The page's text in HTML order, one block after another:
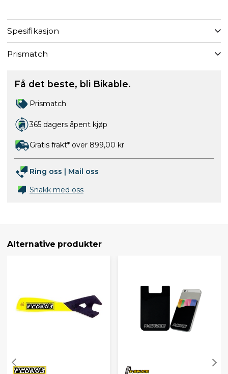
Spesifikasjon
Prismatch
Få det beste, bli Bikable.
Prismatch
365 dagers åpent kjøp
Gratis frakt* over 899,00 kr
Ring oss | Mail oss
Snakk med oss
Alternative produkter